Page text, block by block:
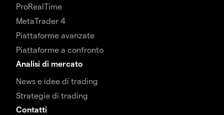
ProRealTime
MetaTrader 4
Piattaforme avanzate
Piattaforme a confronto
Analisi di mercato
News e idee di trading
Strategie di trading
Contatti